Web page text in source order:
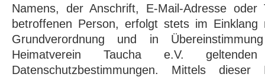
Namens, der Anschrift, E-Mail-Adresse oder
betroffenen Person, erfolgt stets im Einklang
Grundverordnung und in
Heimatverein Taucha e.V. geltenden
Datenschutzbestimmungen. Mittels dieser